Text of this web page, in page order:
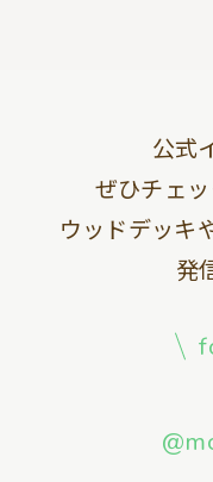
公式
ぜひチェ
ウッドデッキ
発